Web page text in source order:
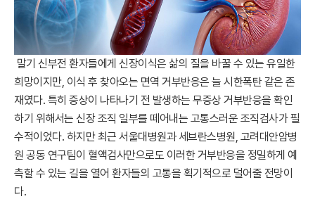
말기 신부전 환자들에게 신장이식은 삶의 질을 바꿀 수 있는 유일한
희망이지만, 이식 후 찾아오는 면역 거부반응은 늘 시한폭탄 같은 존
재였다. 특히 증상이 나타나기 전 발생하는 무증상 거부반응을 확인
하기 위해서는 신장 조직 일부를 떼어내는 고통스러운 조직검사가 필
수적이었다. 하지만 최근 서울대병원과 세브란스병원, 고려대안암병
원 공동 연구팀이 혈액검사만으로도 이러한 거부반응을 정밀하게 예
측할 수 있는 길을 열어 환자들의 고통을 획기적으로 덜어줄 전망이
다.